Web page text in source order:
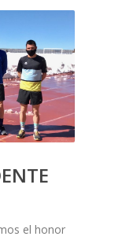
el honor